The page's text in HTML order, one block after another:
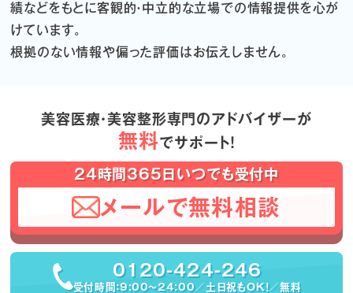
績などをもとに客観的・中立的な立場での情報提供を心が
けています。
根拠のない情報や偏った評価はお伝えしません。
美容医療・美容整形専門のアドバイザーが
無料でサポート！
24時間365日いつでも受付中
メールで無料相談
0120-424-246
受付時間：9:00〜24:00／土日祝もOK！／無料